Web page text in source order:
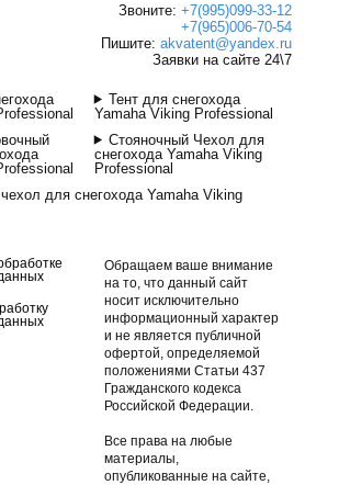
Звоните: +7(995)099-33-12
+7(965)006-70-54
Пишите: akvatent@yandex.ru
Заявки на сайте 24\7
Тент для снегохода
Yamaha Viking Professional
Стояночный Чехол для
снегохода Yamaha Viking
Professional
для снегохода Yamaha Viking
Обращаем ваше внимание
на то, что данный сайт
носит исключительно
информационный характер
и не является публичной
офертой, определяемой
положениями Статьи 437
Гражданского кодекса
Российской Федерации.
Все права на любые
материалы,
опубликованные на сайте,